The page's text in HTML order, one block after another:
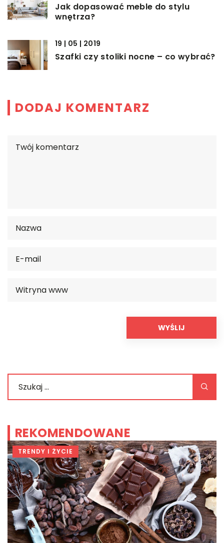
Jak dopasować meble do stylu
wnętrza?
19 | 05 | 2019
Szafki czy stoliki nocne – co wybrać?
DODAJ KOMENTARZ
REKOMENDOWANE
TRENDY I ŻYCIE